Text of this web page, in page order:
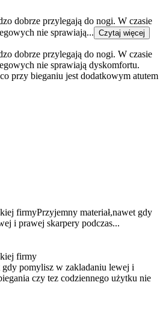
dobrze przylegają do nogi. W czasie
nie sprawiają... Czytaj więcej
dobrze przylegają do nogi. W czasie
nie sprawiają dyskomfortu.
przy bieganiu jest dodatkowym atutem
firmyPrzyjemny materiał,nawet gdy
i prawej skarpery podczas...
firmy
gdy pomylisz w zakladaniu lewej i
czy tez codziennego użytku nie